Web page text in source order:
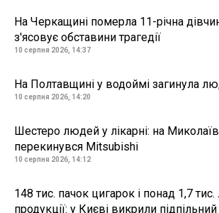
На Черкащині померла 11-річна
з'ясовує обставини трагедії
10 серпня 2026, 14:37
На Полтавщині у водоймі загинула
10 серпня 2026, 14:20
Шестеро людей у лікарні: на
перекинувся Mitsubishi
10 серпня 2026, 14:12
148 тис. пачок цигарок і понад 1,7 тис.
продукції: у Києві викрили